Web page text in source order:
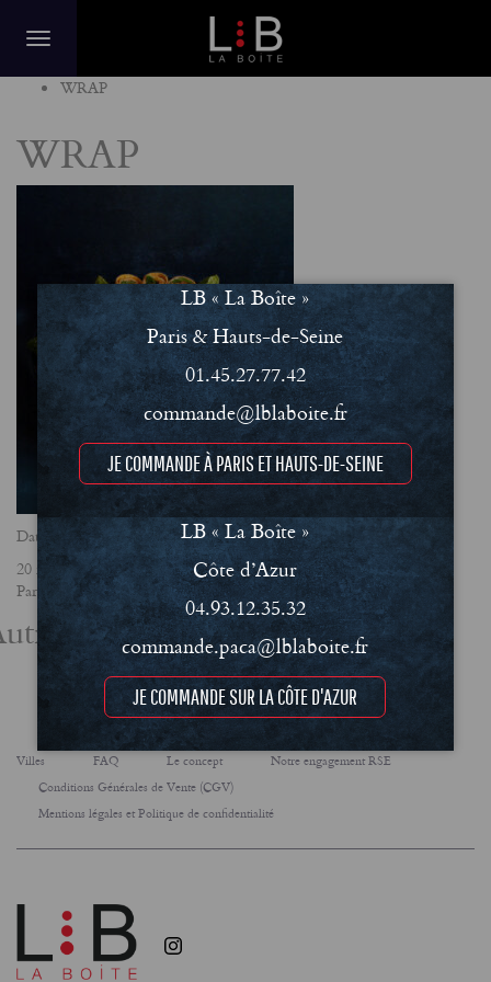
WRAP
WRAP
Date
20 mars 2025
Partager
actualités
Villes FAQ Le concept
Notre engagement RSE
Conditions Générales de Vente (CGV)
Mentions légales et Politique de confidentialité
LB « La Boîte »
Paris & Hauts-de-Seine
01.45.27.77.42
commande@lblaboite.fr
JE COMMANDE À PARIS ET HAUTS-DE-SEINE
LB « La Boîte »
Côte d’Azur
04.93.12.35.32
commande.paca@lblaboite.fr
JE COMMANDE SUR LA CÔTE D'AZUR